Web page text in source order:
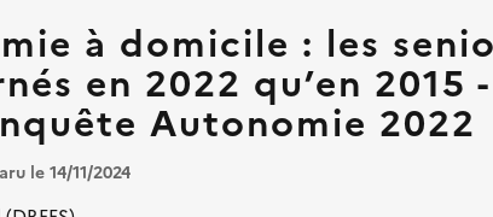
à domicile : les
en 2022 qu’en 2015
Autonomie 2022
le 14/11/2024